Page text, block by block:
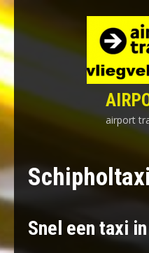
Skip
to
content
airport
Snel een taxi